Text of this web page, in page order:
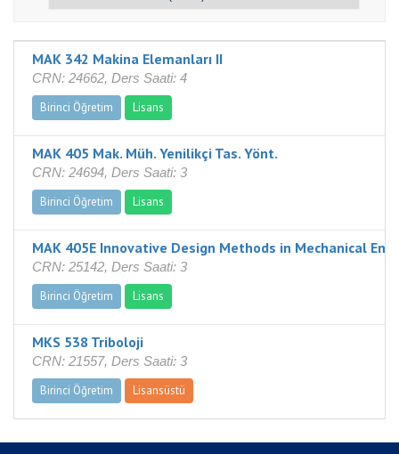
MAK 342 Makina Elemanları II
CRN: 24662, Ders Saati: 4
Birinci Öğretim
Lisans
MAK 405 Mak. Müh. Yenilikçi Tas. Yönt.
CRN: 24694, Ders Saati: 3
Birinci Öğretim
Lisans
MAK 405E Innovative Design Methods in Mechanical
CRN: 25142, Ders Saati: 3
Birinci Öğretim
Lisans
MKS 538 Triboloji
CRN: 21557, Ders Saati: 3
Birinci Öğretim
Lisansüstü